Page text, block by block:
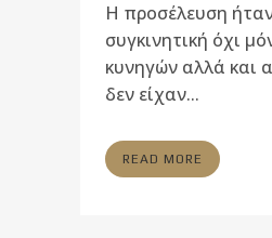
Η προσέλευση
συγκινητική όχι
κυνηγών αλλά και
δεν είχαν...
READ MORE